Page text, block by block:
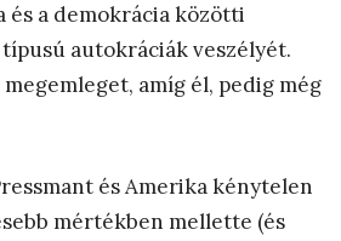
és a demokrácia közötti
autokráciák veszélyét.
amíg él, pedig még
és Amerika kénytelen
mértékben mellette (és